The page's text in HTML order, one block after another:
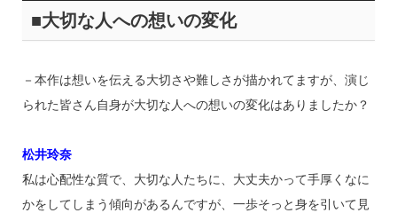
■大切な人への想いの変化
－本作は想いを伝える大切さや難しさが描かれてますが、演じ
られた皆さん自身が大切な人への想いの変化はありましたか？
松井玲奈
私は心配性な質で、大切な人たちに、大丈夫かって手厚くなに
かをしてしまう傾向があるんですが、一歩そっと身を引いて見